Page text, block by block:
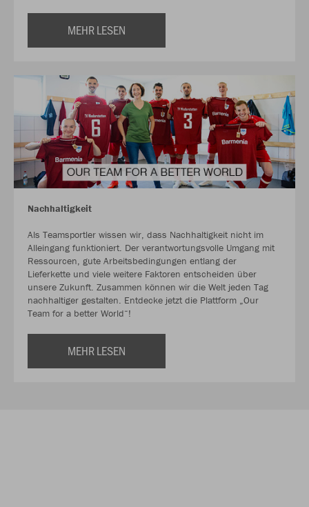
MEHR LESEN
Nachhaltigkeit
Als Teamsportler wissen wir, dass Nachhaltigkeit nicht im
Alleingang funktioniert. Der verantwortungsvolle Umgang mit
Ressourcen, gute Arbeitsbedingungen entlang der
Lieferkette und viele weitere Faktoren entscheiden über
unsere Zukunft. Zusammen können wir die Welt jeden Tag
nachhaltiger gestalten. Entdecke jetzt die Plattform „Our
Team for a better World“!
MEHR LESEN